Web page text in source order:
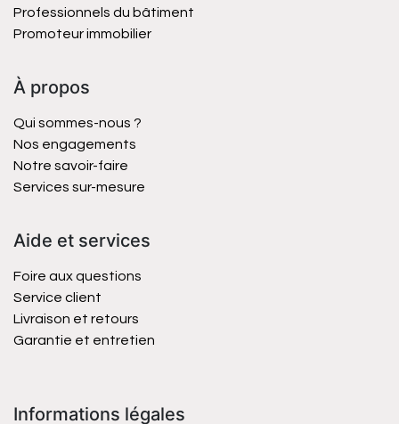
Professionnels du bâtiment
Promoteur immobilier
À propos
Qui sommes-nous ?
Nos engagements
Notre savoir-faire
Services sur-mesure
Aide et services
Foire aux questions
Service client
Livraison et retours
Garantie et entretien
Informations légales